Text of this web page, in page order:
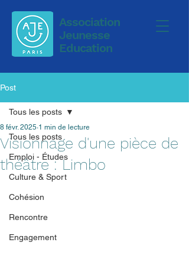
Association
Jeunesse
Education
Post
Tous les posts
Emploi - Études
Culture & Sport
Cohésion
Rencontre
Engagement
Tous les posts
Visionnage d'une pièce de
théâtre : Limbo
8 févr. 2025 1 min de lecture